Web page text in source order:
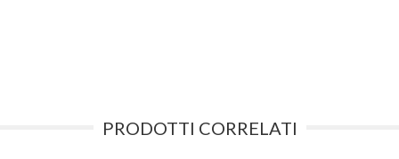
PRODOTTI CORRELATI